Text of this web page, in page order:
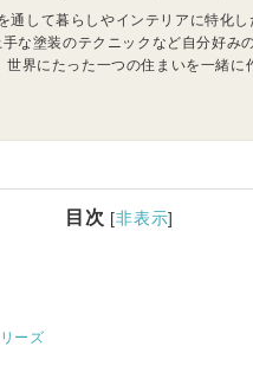
通して暮らしやインテリアに特化
な塗装のテクニックなど自分好み
界にたった一つの住まいを一緒に
目次 [非表示]
ーズ